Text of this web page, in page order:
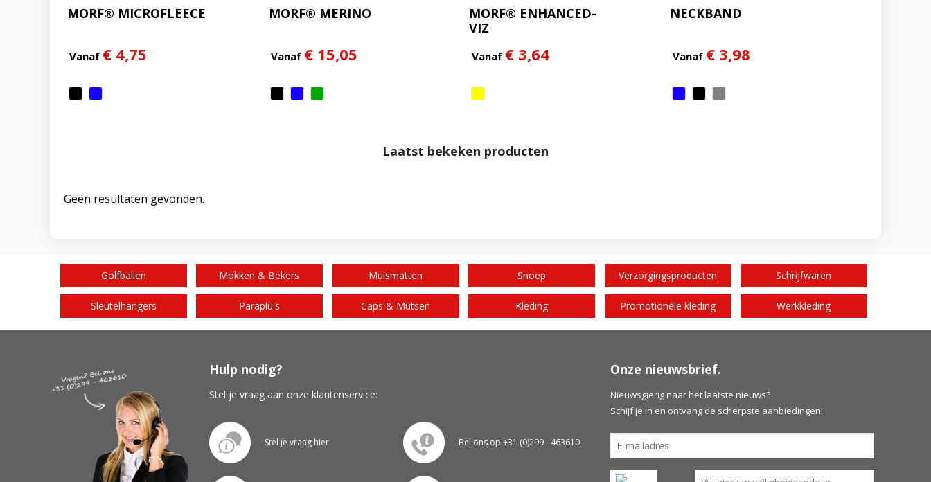
MORF® MICROFLEECE
Vanaf € 4,75
MORF® MERINO
Vanaf € 15,05
MORF® ENHANCED-
VIZ
Vanaf € 3,64
NECKBAND
Vanaf € 3,98
Laatst bekeken producten
Geen resultaten gevonden.
Golfballen Mokken & Bekers Muismatten Snoep Verzorgingsproducten Schrijfwaren
Sleutelhangers Paraplu's Caps & Mutsen Kleding Promotionele kleding Werkkleding
Hulp nodig?
Stel je vraag aan onze klantenservice:
Stel je vraag hier Bel ons op +31 (0)299 - 463610
Onze nieuwsbrief.
Nieuwsgierig naar het laatste nieuws?
Schijf je in en ontvang de scherpste aanbiedingen!